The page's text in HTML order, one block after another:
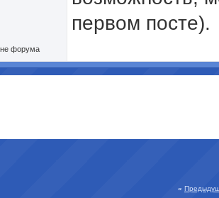
первом посте).
«